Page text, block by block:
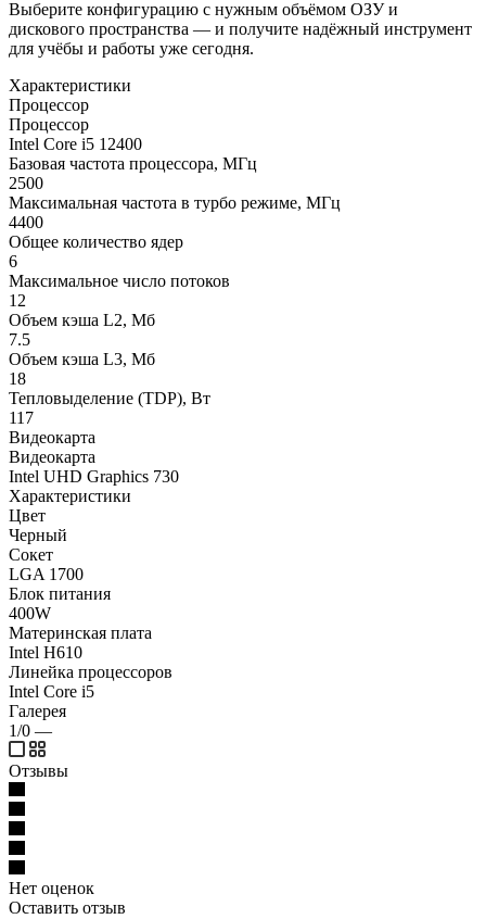
Выберите конфигурацию с нужным объёмом ОЗУ и
дискового пространства — и получите надёжный инструмент
для учёбы и работы уже сегодня.
Характеристики
Процессор
Процессор
Intel Core i5 12400
Базовая частота процессора, МГц
2500
Максимальная частота в турбо режиме, МГц
4400
Общее количество ядер
6
Максимальное число потоков
12
Объем кэша L2, Мб
7.5
Объем кэша L3, Мб
18
Тепловыделение (TDP), Вт
117
Видеокарта
Видеокарта
Intel UHD Graphics 730
Характеристики
Цвет
Черный
Сокет
LGA 1700
Блок питания
400W
Материнская плата
Intel H610
Линейка процессоров
Intel Core i5
Галерея
1/0 —
Отзывы
Нет оценок
Оставить отзыв